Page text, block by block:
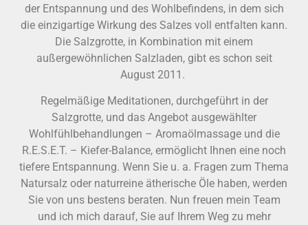
der Entspannung und des Wohlbefindens, in dem sich
die einzigartige Wirkung des Salzes voll entfalten kann.
Die Salzgrotte, in Kombination mit einem
außergewöhnlichen Salzladen, gibt es schon seit
August 2011.
Regelmäßige Meditationen, durchgeführt in der
Salzgrotte, und das Angebot ausgewählter
Wohlfühlbehandlungen – Aromaölmassage und die
R.E.S.E.T. – Kiefer-Balance, ermöglicht Ihnen eine noch
tiefere Entspannung. Wenn Sie u. a. Fragen zum Thema
Natursalz oder naturreine ätherische Öle haben, werden
Sie von uns bestens beraten. Nun freuen mein Team
und ich mich darauf, Sie auf Ihrem Weg zu mehr